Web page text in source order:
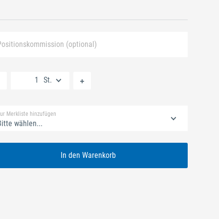
(optional)
St.
Merkliste hinzufügen
wählen...
In den Warenkorb